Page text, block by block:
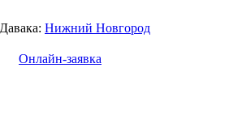
Нижний Новгород
Онлайн-заявка